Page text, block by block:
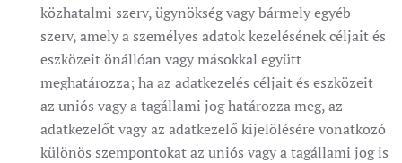
közhatalmi szerv, ügynökség vagy bármely egyéb
szerv, amely a személyes adatok kezelésének céljait és
eszközeit önállóan vagy másokkal együtt
meghatározza; ha az adatkezelés céljait és eszközeit
az uniós vagy a tagállami jog határozza meg, az
adatkezelőt vagy az adatkezelő kijelölésére vonatkozó
különös szempontokat az uniós vagy a tagállami jog is